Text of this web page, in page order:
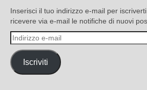
Inserisci il tuo indirizzo e-mail per
ricevere via e-mail le notifiche di nuovi
Indirizzo
e-
mail
Iscriviti